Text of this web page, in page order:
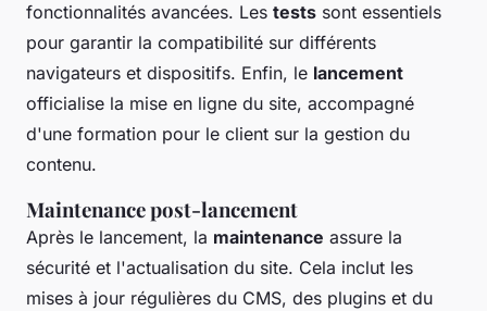
fonctionnalités avancées. Les tests sont essentiels
pour garantir la compatibilité sur différents
navigateurs et dispositifs. Enfin, le lancement
officialise la mise en ligne du site, accompagné
d'une formation pour le client sur la gestion du
contenu.
Maintenance post-lancement
Après le lancement, la maintenance assure la
sécurité et l'actualisation du site. Cela inclut les
mises à jour régulières du CMS, des plugins et du